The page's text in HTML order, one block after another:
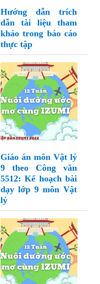
Hướng dẫn trích
dẫn tài liệu tham
khảo trong báo cáo
thực tập
Giáo án môn Vật lý
9 theo Công văn
5512: Kế hoạch bài
dạy lớp 9 môn Vật
lý